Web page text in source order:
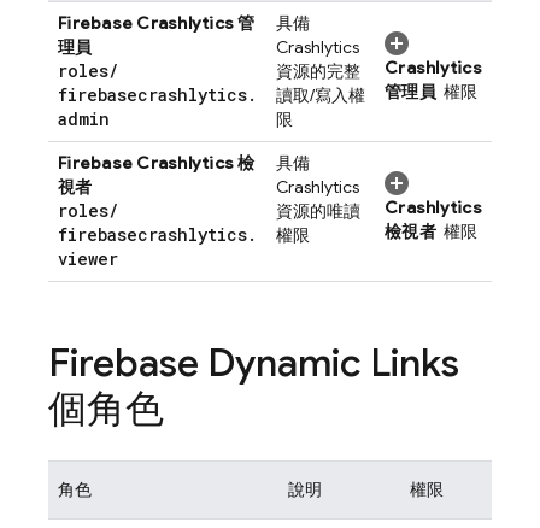
Firebase Crashlytics管
理員
roles/
firebasecrashlytics.
admin
具備
Crashlytics
資源的完整
讀取/寫入權
限
Crashlytics
管理員 權限
Firebase Crashlytics檢
視者
roles/
firebasecrashlytics.
viewer
具備
Crashlytics
資源的唯讀
權限
Crashlytics
檢視者權限
Firebase Dynamic Links
個角色
角色 說明 權限